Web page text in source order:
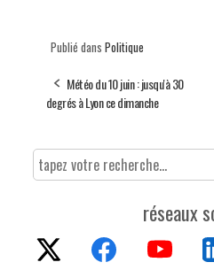
Publié dans Politique
Météo du 10 juin : jusqu'à 30
degrés à Lyon ce dimanche
réseaux